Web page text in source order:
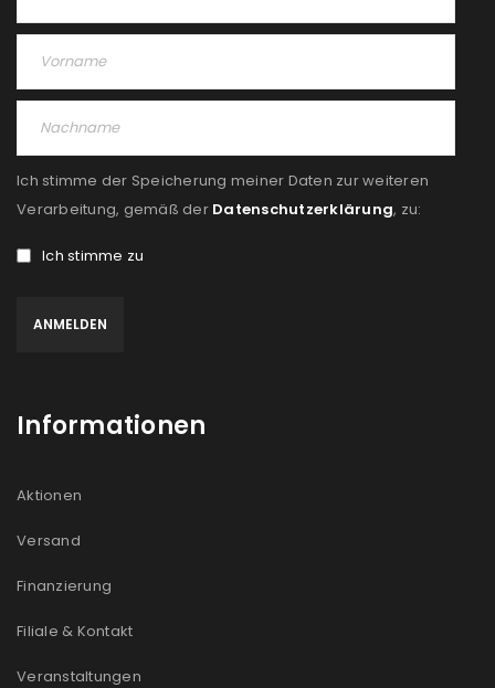
Ich stimme der Speicherung meiner Daten zur weiteren
Verarbeitung, gemäß der Datenschutzerklärung, zu:
Ich stimme zu
Informationen
Aktionen
Versand
Finanzierung
Filiale & Kontakt
Veranstaltungen